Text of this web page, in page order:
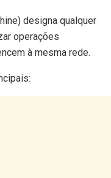
designa qualquer
operações
à mesma rede.